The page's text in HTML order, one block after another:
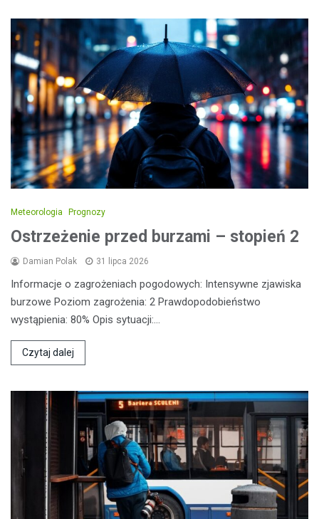
Meteorologia Prognozy
Ostrzeżenie przed burzami – stopień 2
Damian Polak 31 lipca 2026
Informacje o zagrożeniach pogodowych: Intensywne zjawiska
burzowe Poziom zagrożenia: 2 Prawdopodobieństwo
wystąpienia: 80% Opis sytuacji:…
Czytaj dalej